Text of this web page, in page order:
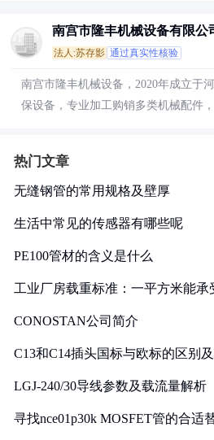
南宫市隆丰机械设备有限公
法人:苏存影 通过真实性核验
南宫市隆丰机械设备，2020年成立于
保设备，专业加工购销多类机械配件
热门文章
无缝钢管的常用规格及壁厚
生活中常见的传感器有哪些呢
PE100管材的含义是什么
工业厂房载重标准：一平方米能承
CONOSTAN公司简介
C13和C14插头国标与欧标的区别
LGJ-240/30导线参数及载流量解析
寻找nce01p30k MOSFET管的合适